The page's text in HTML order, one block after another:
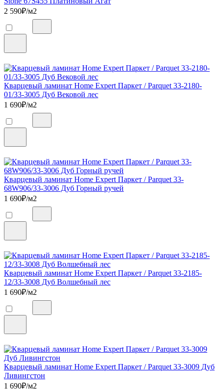
2 590₽/м2
Кварцевый ламинат Home Expert Паркет / Parquet 33-2180-
01/33-3005 Дуб Вековой лес
1 690₽/м2
Кварцевый ламинат Home Expert Паркет / Parquet 33-
68W906/33-3006 Дуб Горный ручей
1 690₽/м2
Кварцевый ламинат Home Expert Паркет / Parquet 33-2185-
12/33-3008 Дуб Волшебный лес
1 690₽/м2
Кварцевый ламинат Home Expert Паркет / Parquet 33-3009 Дуб
Ливингстон
1 690₽/м2